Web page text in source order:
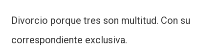
Divorcio porque tres son multitud. Con su
correspondiente exclusiva.